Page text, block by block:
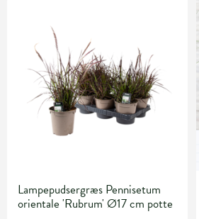
Lampepudsergræs Pennisetum
orientale 'Rubrum' Ø17 cm potte